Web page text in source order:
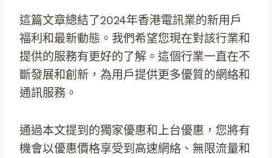
這篇文章總結了2024年香港電訊業的新用戶
福利和最新動態。我們希望您現在對該行業和
提供的服務有更好的了解。這個行業一直在不
斷發展和創新，為用戶提供更多優質的網絡和
通訊服務。
通過本文提到的獨家優惠和上台優惠，您將有
機會以優惠價格享受到高速網絡、無限流量和